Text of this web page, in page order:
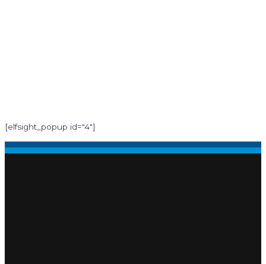
[elfsight_popup id="4"]